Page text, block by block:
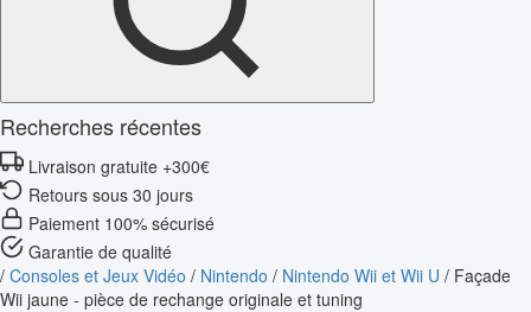
Recherches récentes
Livraison gratuite +300€
Retours sous 30 jours
Paiement 100% sécurisé
Garantie de qualité
/ Consoles et Jeux Vidéo / Nintendo / Nintendo Wii et Wii U / Façade
Wii jaune - pièce de rechange originale et tuning